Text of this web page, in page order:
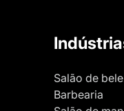
Salão de
Barbearia